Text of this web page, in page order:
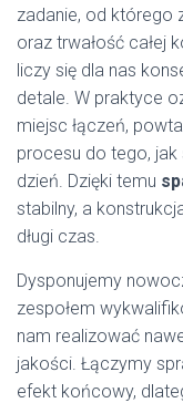
zadanie, od którego
oraz trwałość całej
liczy się dla nas
detale. W praktyce
miejsc łączeń,
procesu do tego,
dzień. Dzięki temu
stabilny, a
długi czas.
Dysponujemy
zespołem
nam realizować
jakości. Łączymy
efekt końcowy,